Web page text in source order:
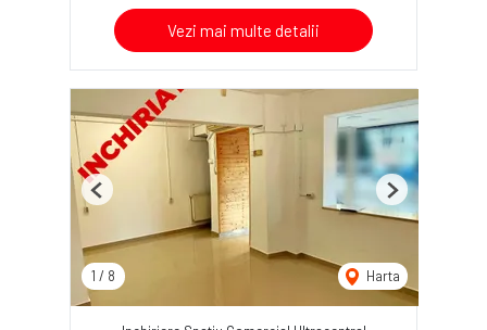
Vezi mai multe detalii
1 / 8 Harta
Previous Next